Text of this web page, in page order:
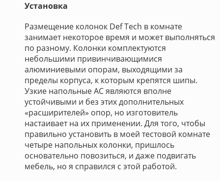
Установка
Размещение колонок Def Tech в комнате
занимает некоторое время и может выполняться
по разному. Колонки комплектуются
небольшими привинчивающимися
алюминиевыми опорам, выходящими за
пределы корпуса, к которым крепятся шипы.
Узкие напольные АС являются вполне
устойчивыми и без этих дополнительных
«расширителей» опор, но изготовитель
настаивает на их применении. Для того, чтобы
правильно установить в моей тестовой комнате
четыре напольных колонки, пришлось
основательно повозиться, и даже подвигать
мебель, но я справился с этой работой.